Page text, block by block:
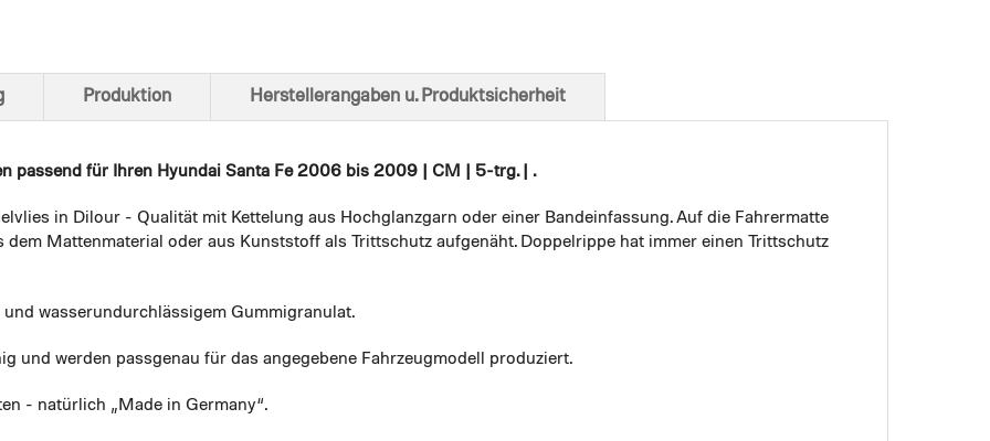
passend für Ihren Hyundai Santa Fe 2006 bis 2009 | CM | 5-trg. | .
in Dilour - Qualität mit Kettelung aus Hochglanzgarn oder einer Bandeinfassung. Auf die Fahrermatte
Mattenmaterial oder aus Kunststoff als Trittschutz aufgenäht. Doppelrippe hat immer einen Trittschutz
wasserundurchlässigem Gummigranulat.
und werden passgenau für das angegebene Fahrzeugmodell produziert.
- natürlich „Made in Germany“.
Produktion Herstellerangaben u. Produktsicherheit